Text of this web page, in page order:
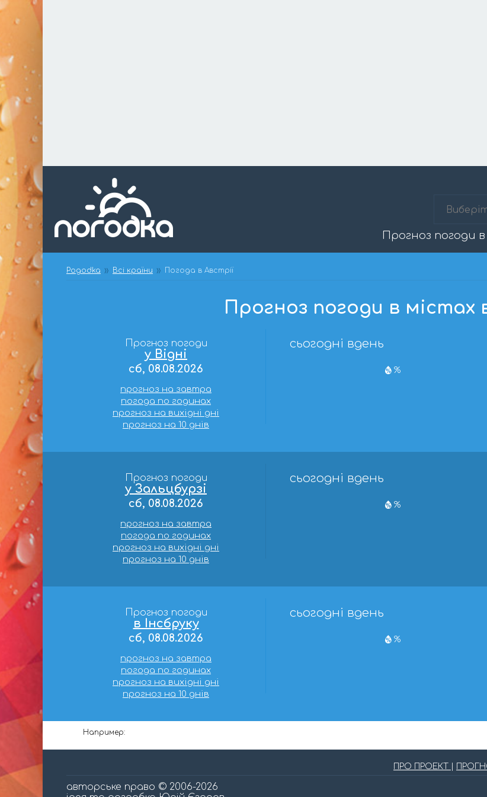
Прогноз погоди в
Pogodka Всі країни Погода в Австрії
Прогноз погоди в містах
Прогноз погоди
у Відні
сб, 08.08.2026
прогноз на завтра
погода по годинах
прогноз на вихідні дні
прогноз на 10 днів
сьогодні вдень
%
Прогноз погоди
у Зальцбурзі
сб, 08.08.2026
прогноз на завтра
погода по годинах
прогноз на вихідні дні
прогноз на 10 днів
сьогодні вдень
%
Прогноз погоди
в Інсбруку
сб, 08.08.2026
прогноз на завтра
погода по годинах
прогноз на вихідні дні
прогноз на 10 днів
сьогодні вдень
%
Например:
ПРО ПРОЕКТ
авторське право © 2006-2026